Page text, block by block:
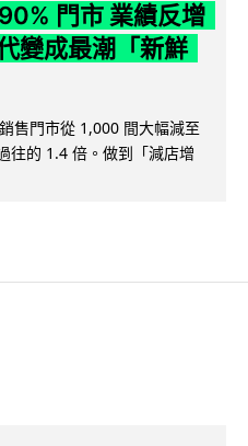
門市 業績反增
變成最潮「新鮮
售門市從 1,000 間大幅減至
往的 1.4 倍。做到「減店增